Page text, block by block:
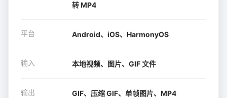
转 MP4
平台 Android、iOS、HarmonyOS
输入 本地视频、图片、GIF 文件
输出 GIF、压缩 GIF、单帧图片、MP4